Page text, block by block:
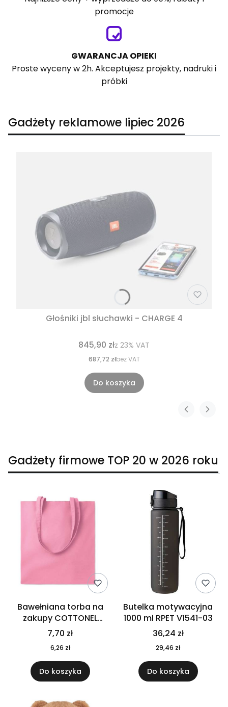
promocje
GWARANCJA OPIEKI
Proste wyceny w 2h. Akceptujesz projekty, nadruki i
próbki
Gadżety reklamowe lipiec 2026
Głośniki jbl słuchawki - CHARGE 4
845,90 złz 23% VAT
687,72 złbez VAT
Do koszyka
Gadżety firmowe TOP 20 w 2026 roku
Bawełniana torba na
zakupy COTTONEL
COLOUR++ MO9846-11
7,70 zł
6,26 zł
Do koszyka
Butelka motywacyjna
1000 ml RPET V1541-03
36,24 zł
29,46 zł
Do koszyka